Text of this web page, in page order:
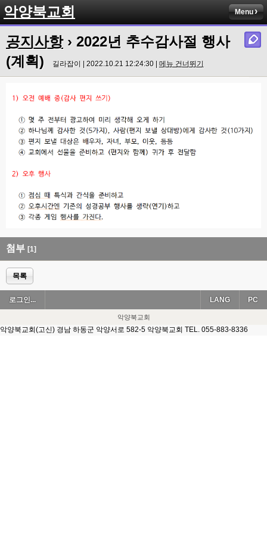
악양북교회 Menu
공지사항› 2022년 추수감사절 행사
(계획)
길라잡이 | 2022.10.21 12:24:30 | 메뉴 건너뛰기
첨부 [1]
목록
로그인... PC
LANG
악양북교회
악양북교회(고신) 경남 하동군 악양서로 582-5 악양북교회 TEL. 055-883-8336